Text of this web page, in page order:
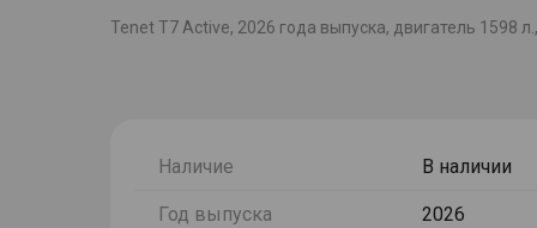
Tenet T7 Active, 2026 года выпуска, двигатель 1598
Наличие В наличии
Год выпуска 2026